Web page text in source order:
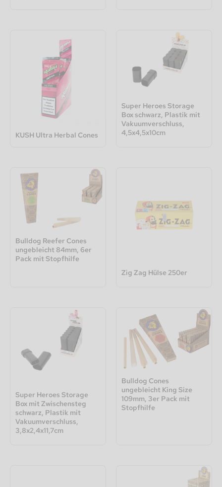
KUSH Ultra Herbal Cones
Super Heroes Storage
Box schwarz, Plastik mit
Vakuumverschluss,
4,5x4,5x10cm
Bulldog Reefer Cones
ungebleicht 84mm, 6er
Pack mit Stopfhilfe
Zig Zag Hülse 250er
Super Heroes Storage
Box mit Zwischensteg
schwarz, Plastik mit
Vakuumverschluss,
3,8x2,4x11,7cm
Bulldog Cones
ungebleicht King Size
109mm, 3er Pack mit
Stopfhilfe